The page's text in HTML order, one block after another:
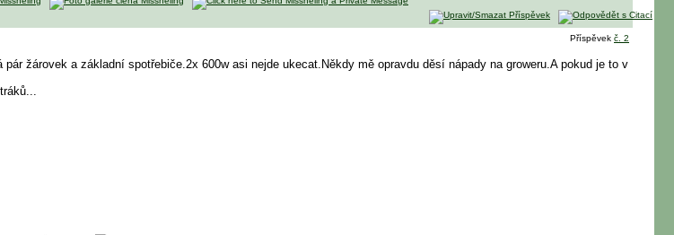
Příspěvek č. 2
žárovek a základní spotřebiče.2x 600w asi nejde ukecat.Někdy mě opravdu děsí nápady na groweru.A pokud je to v